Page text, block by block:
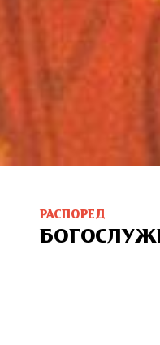
РАСПОРЕД